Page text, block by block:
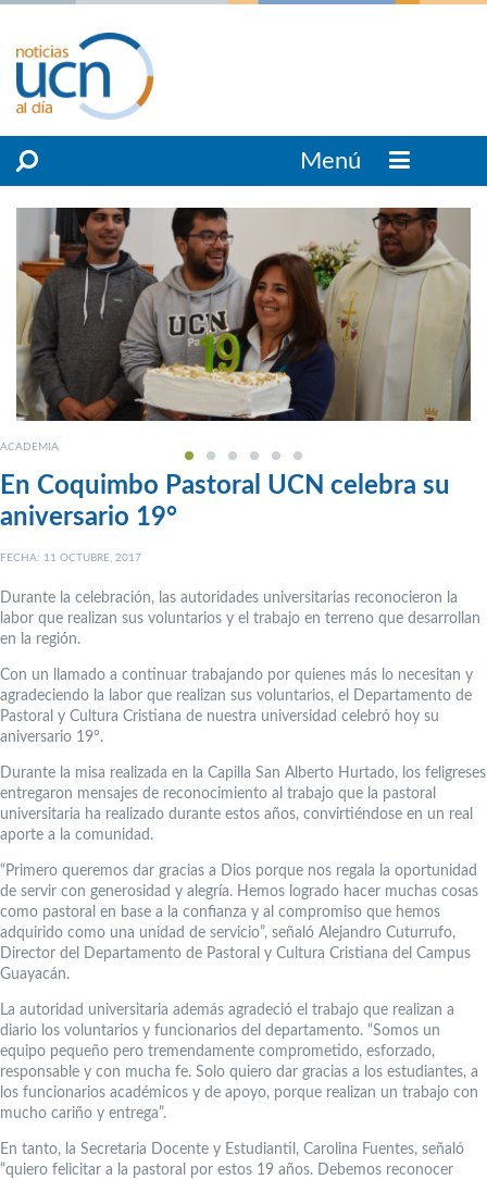
Menú
ACADEMIA
En Coquimbo Pastoral UCN celebra su
aniversario 19°
FECHA: 11 OCTUBRE, 2017
Durante la celebración, las autoridades universitarias reconocieron la
labor que realizan sus voluntarios y el trabajo en terreno que desarrollan
en la región.
Con un llamado a continuar trabajando por quienes más lo necesitan y
agradeciendo la labor que realizan sus voluntarios, el Departamento de
Pastoral y Cultura Cristiana de nuestra universidad celebró hoy su
aniversario 19°.
Durante la misa realizada en la Capilla San Alberto Hurtado, los feligreses
entregaron mensajes de reconocimiento al trabajo que la pastoral
universitaria ha realizado durante estos años, convirtiéndose en un real
aporte a la comunidad.
“Primero queremos dar gracias a Dios porque nos regala la oportunidad
de servir con generosidad y alegría. Hemos logrado hacer muchas cosas
como pastoral en base a la confianza y al compromiso que hemos
adquirido como una unidad de servicio”, señaló Alejandro Cuturrufo,
Director del Departamento de Pastoral y Cultura Cristiana del Campus
Guayacán.
La autoridad universitaria además agradeció el trabajo que realizan a
diario los voluntarios y funcionarios del departamento. “Somos un
equipo pequeño pero tremendamente comprometido, esforzado,
responsable y con mucha fe. Solo quiero dar gracias a los estudiantes, a
los funcionarios académicos y de apoyo, porque realizan un trabajo con
mucho cariño y entrega”.
En tanto, la Secretaria Docente y Estudiantil, Carolina Fuentes, señaló
“quiero felicitar a la pastoral por estos 19 años. Debemos reconocer